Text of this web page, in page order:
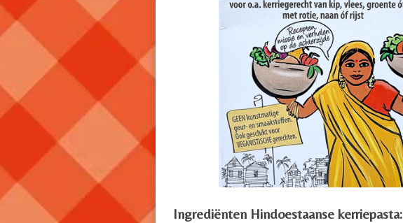
Ingrediënten Hindoestaanse kerriepasta: